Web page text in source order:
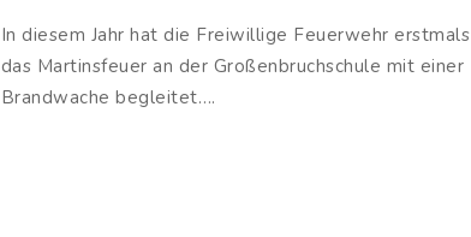
In diesem Jahr hat die Freiwillige Feuerwehr erstmals
das Martinsfeuer an der Großenbruchschule mit einer
Brandwache begleitet….